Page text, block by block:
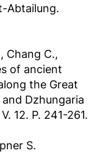
Abtailung.
Chang C.,
of ancient
the Great
Dzhungaria
12. P. 241-261.
S.